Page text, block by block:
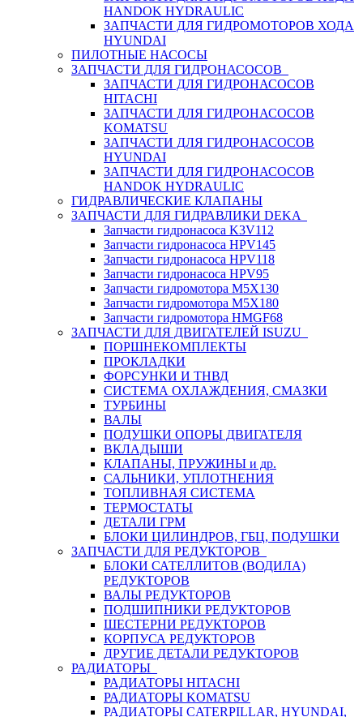
HANDOK HYDRAULIC
ЗАПЧАСТИ ДЛЯ ГИДРОМОТОРОВ ХОДА
HYUNDAI
ПИЛОТНЫЕ НАСОСЫ
ЗАПЧАСТИ ДЛЯ ГИДРОНАСОСОВ
ЗАПЧАСТИ ДЛЯ ГИДРОНАСОСОВ
HITACHI
ЗАПЧАСТИ ДЛЯ ГИДРОНАСОСОВ
KOMATSU
ЗАПЧАСТИ ДЛЯ ГИДРОНАСОСОВ
HYUNDAI
ЗАПЧАСТИ ДЛЯ ГИДРОНАСОСОВ
HANDOK HYDRAULIC
ГИДРАВЛИЧЕСКИЕ КЛАПАНЫ
ЗАПЧАСТИ ДЛЯ ГИДРАВЛИКИ DEKA
Запчасти гидронасоса K3V112
Запчасти гидронасоса HPV145
Запчасти гидронасоса HPV118
Запчасти гидронасоса HPV95
Запчасти гидромотора M5X130
Запчасти гидромотора M5X180
Запчасти гидромотора HMGF68
ЗАПЧАСТИ ДЛЯ ДВИГАТЕЛЕЙ ISUZU
ПОРШНЕКОМПЛЕКТЫ
ПРОКЛАДКИ
ФОРСУНКИ И ТНВД
СИСТЕМА ОХЛАЖДЕНИЯ, СМАЗКИ
ТУРБИНЫ
ВАЛЫ
ПОДУШКИ ОПОРЫ ДВИГАТЕЛЯ
ВКЛАДЫШИ
КЛАПАНЫ, ПРУЖИНЫ и др.
САЛЬНИКИ, УПЛОТНЕНИЯ
ТОПЛИВНАЯ СИСТЕМА
ТЕРМОСТАТЫ
ДЕТАЛИ ГРМ
БЛОКИ ЦИЛИНДРОВ, ГБЦ, ПОДУШКИ
ЗАПЧАСТИ ДЛЯ РЕДУКТОРОВ
БЛОКИ САТЕЛЛИТОВ (ВОДИЛА)
РЕДУКТОРОВ
ВАЛЫ РЕДУКТОРОВ
ПОДШИПНИКИ РЕДУКТОРОВ
ШЕСТЕРНИ РЕДУКТОРОВ
КОРПУСА РЕДУКТОРОВ
ДРУГИЕ ДЕТАЛИ РЕДУКТОРОВ
РАДИАТОРЫ
РАДИАТОРЫ HITACHI
РАДИАТОРЫ KOMATSU
РАДИАТОРЫ CATERPILLAR, HYUNDAI,